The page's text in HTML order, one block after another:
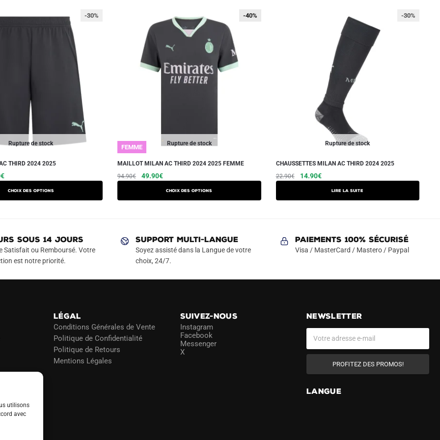
utilisons
avec
Rupture de stock
-30%
THIRD 2024 2025
€Le
Choix des options
Ce
produit
a
Les
options
peuvent
Rupture de stock
-40%
FEMME
-40%
MAILLOT MILAN AC THIRD 2024 2025 FEMME
94.90€
Le
49.90€Le
Choix des options
Ce
produit
a
Les
options
peuvent
produit
Rupture de stock
-30%
CHAUSSETTES MILAN AC THIRD 2024 2025
22.90€
Le
14.90€Le
Lire la suite
SOUS 14 JOURS
Satisfait ou Remboursé. Votre
est notre priorité.
SUPPORT MULTI-LANGUE
Soyez assisté dans la Langue de votre
choix, 24/7.
Paiements 100% Sécurisé
Visa / MasterCard / Mastero / Paypal
LÉGAL
Conditions Générales de Vente
Politique de Confidentialité
Politique de Retours
Mentions Légales
SUIVEZ-NOUS
Instagram
Facebook
Messenger
X
NEWSLETTER
PROFITEZ DES PROMOS!
lLANGUE